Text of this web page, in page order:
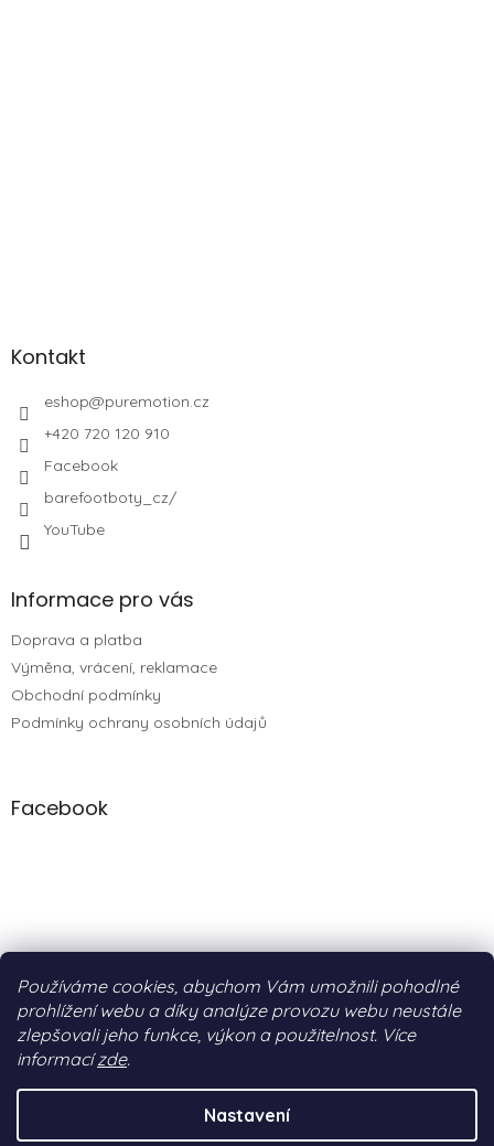
Používáme cookies, abychom Vám umožnili pohodlné
prohlížení webu a díky analýze provozu webu neustále
zlepšovali jeho funkce, výkon a použitelnost. Více
informacízde.
Nastavení
Kontakt
eshop@puremotion.cz
+420 720 120 910
Facebook
barefootboty_cz/
YouTube
Informace pro vás
Doprava a platba
Výměna, vrácení, reklamace
Obchodní podmínky
Podmínky ochrany osobních údajů
Facebook